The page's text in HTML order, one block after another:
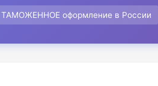
ТАМОЖЕННОЕ оформление в России